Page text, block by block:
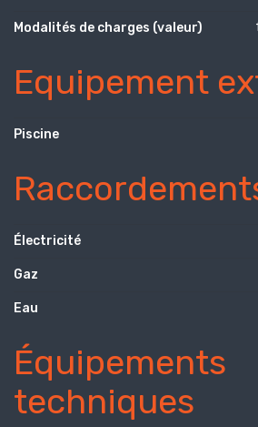
Modalités de charges (valeur)
Equipement
Piscine
Électricité
Gaz
Eau
Équipements
techniques